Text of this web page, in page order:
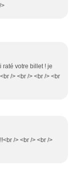
raté votre billet ! je
/> <br /> <br /> <br
/> <br /> <br />